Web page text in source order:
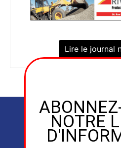
Lire le journal
NOTRE